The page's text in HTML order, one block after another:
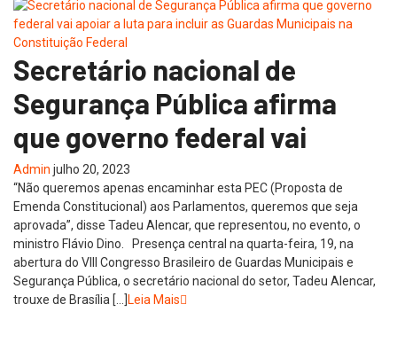
Secretário nacional de
Segurança Pública afirma
que governo federal vai
Admin julho 20, 2023
“Não queremos apenas encaminhar esta PEC (Proposta de
Emenda Constitucional) aos Parlamentos, queremos que seja
aprovada”, disse Tadeu Alencar, que representou, no evento, o
ministro Flávio Dino. Presença central na quarta-feira, 19, na
abertura do VIII Congresso Brasileiro de Guardas Municipais e
Segurança Pública, o secretário nacional do setor, Tadeu Alencar,
trouxe de Brasília […]
Leia Mais